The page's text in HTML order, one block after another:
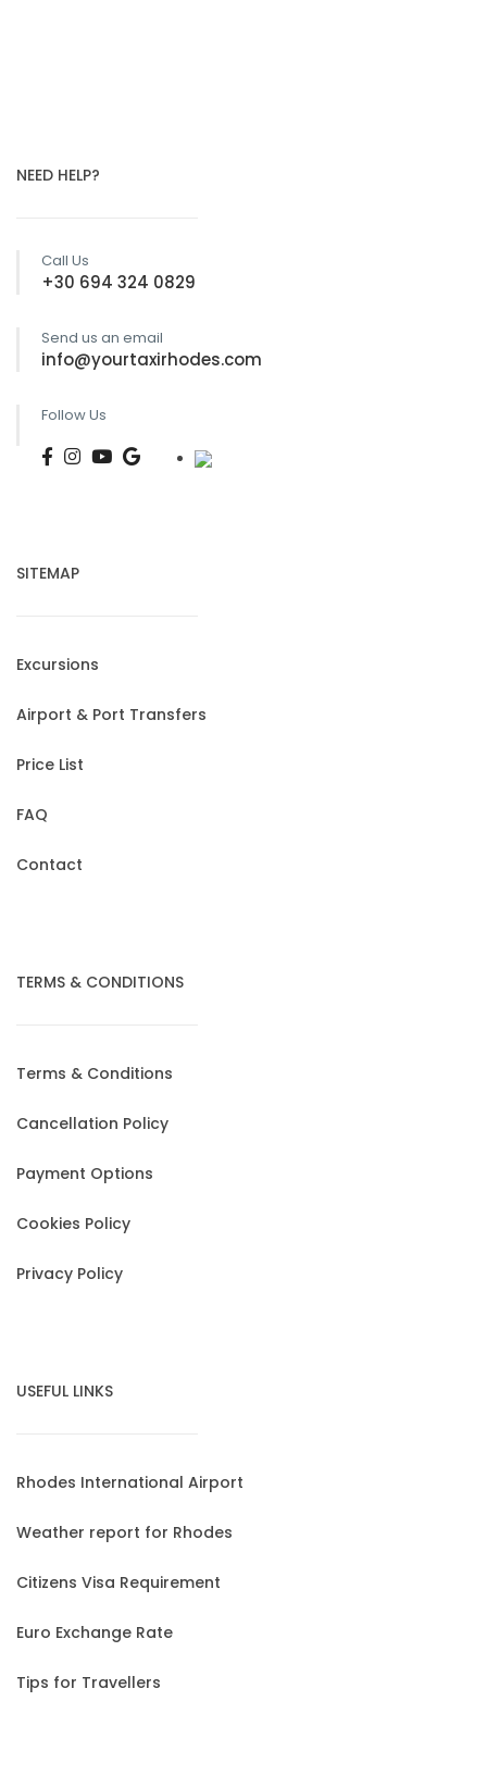
NEED HELP?
Call Us
+30 694 324 0829
Send us an email
info@yourtaxirhodes.com
Follow Us
SITEMAP
Excursions
Airport & Port Transfers
Price List
FAQ
Contact
TERMS & CONDITIONS
Terms & Conditions
Cancellation Policy
Payment Options
Cookies Policy
Privacy Policy
USEFUL LINKS
Rhodes International Airport
Weather report for Rhodes
Citizens Visa Requirement
Euro Exchange Rate
Tips for Travellers